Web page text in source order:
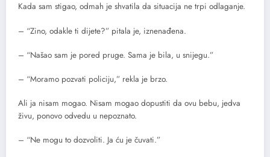
Kada sam stigao, odmah je shvatila da situacija ne trpi odlaganje.
– “Zino, odakle ti dijete?” pitala je, iznenađena.
– “Našao sam je pored pruge. Sama je bila, u snijegu.”
– “Moramo pozvati policiju,” rekla je brzo.
Ali ja nisam mogao. Nisam mogao dopustiti da ovu bebu, jedva
živu, ponovo odvedu u nepoznato.
– “Ne mogu to dozvoliti. Ja ću je čuvati.”